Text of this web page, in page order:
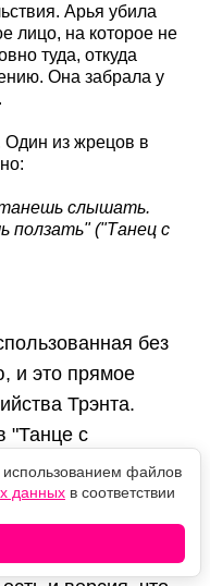
Арья убила
лицо, на которое не
туда, откуда
Она забрала у
Один из жрецов в
слышать.
ползать" ("Танец с
без
и это прямое
Трэнта.
"Танце с
того, как
Дозора Дареона,
ей дают
использованием файлов
данных в соответствии